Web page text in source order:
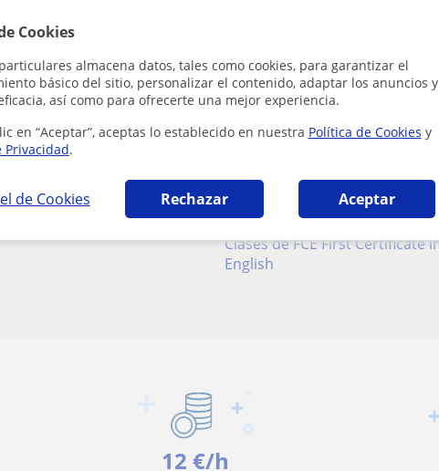
Cookies
almacena datos, tales como cookies, para garantizar el
básico del sitio, personalizar el contenido, adaptar los anuncios y
así como para ofrecerte una mejor experiencia.
en “Aceptar”, aceptas lo establecido en nuestra Política de Cookies y
Privacidad.
de Cookies Rechazar Aceptar
Clases de Inglés
Literatura
Apoyo escolar para ESO
Apoyo escolar
Clases de FCE First Certificate in
English
12 €/h